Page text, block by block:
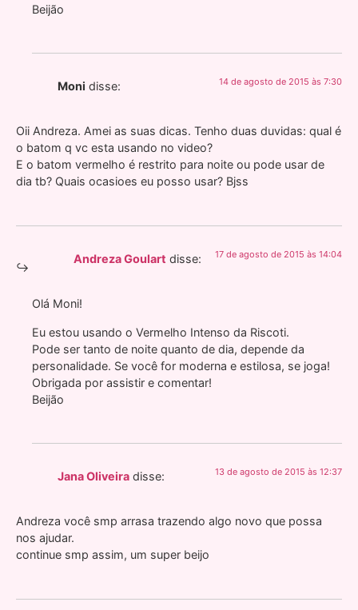
Beijão
Moni disse: 14 de agosto de 2015 às 7:30
Oii Andreza. Amei as suas dicas. Tenho duas duvidas: qual é
o batom q vc esta usando no video?
E o batom vermelho é restrito para noite ou pode usar de
dia tb? Quais ocasioes eu posso usar? Bjss
Andreza Goulart disse: 17 de agosto de 2015 às 14:04
Olá Moni!
Eu estou usando o Vermelho Intenso da Riscoti.
Pode ser tanto de noite quanto de dia, depende da
personalidade. Se você for moderna e estilosa, se joga!
Obrigada por assistir e comentar!
Beijão
Jana Oliveira disse: 13 de agosto de 2015 às 12:37
Andreza você smp arrasa trazendo algo novo que possa
nos ajudar.
continue smp assim, um super beijo